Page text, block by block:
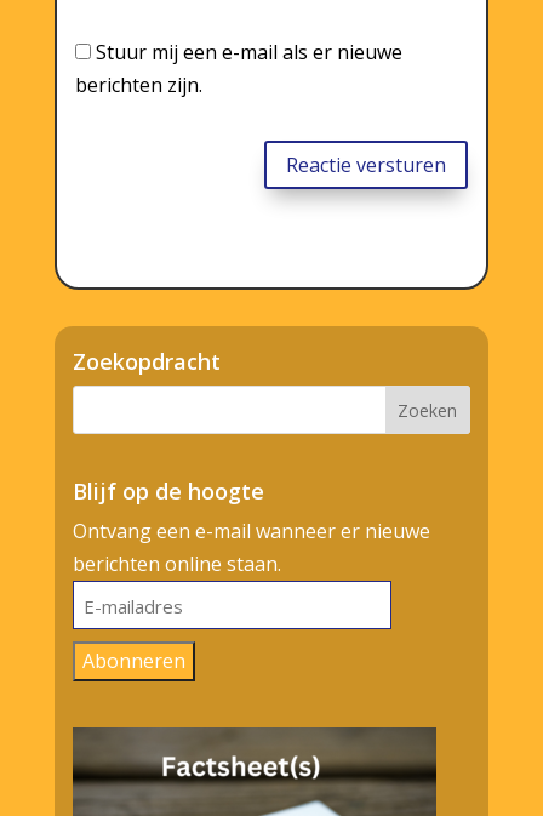
Stuur mij een e-mail als er nieuwe
berichten zijn.
Reactie versturen
Zoekopdracht
Blijf op de hoogte
Ontvang een e-mail wanneer er nieuwe
berichten online staan.
E-
mailadres
Abonneren